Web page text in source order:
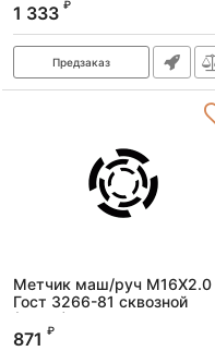
Артикул:
1 333 ₽
Предзаказ
Метчик маш/руч M16X2.0
Гост 3266-81 сквозной
(Р6М5)
Артикул:
871 ₽